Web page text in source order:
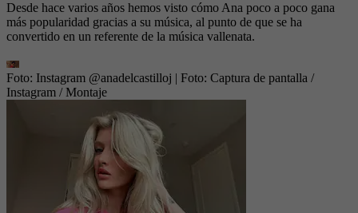
Desde hace varios años hemos visto cómo Ana poco a poco gana
más popularidad gracias a su música, al punto de que se ha
convertido en un referente de la música vallenata.
Foto: Instagram @anadelcastilloj | Foto: Captura de pantalla /
Instagram / Montaje